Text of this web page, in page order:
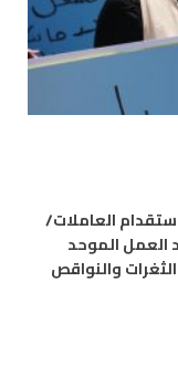
العاملات/
العمل الموحد
والنواقص